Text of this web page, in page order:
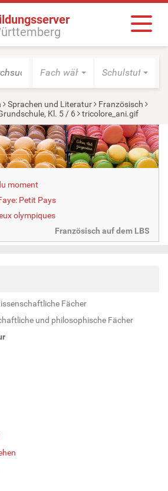
Fach wählen Schulstufe
Sprachen und Literatur
Französisch
Kl. 5 / 6 tricolore_ani.gif
moment
Petit Pays
olympiques
Französisch auf dem LBS
Fächer
und philosophische Fächer